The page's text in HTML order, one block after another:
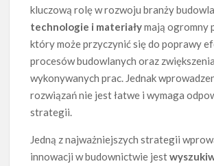
kluczową rolę w rozwoju branży
technologie i materiałymają ogromny
który może przyczynić się do poprawy
procesów budowlanych oraz
wykonywanych prac. Jednak
rozwiązań nie jest łatwe i wymaga
strategii.
Jedną z najważniejszych strategii
innowacji w budownictwie jest